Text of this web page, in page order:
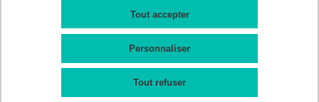
Tout accepter
Tout refuser
Personnaliser
Département des sciences pharmaceutiques
35, chemin des Maraîchers
31062 TOULOUSE cedex 9